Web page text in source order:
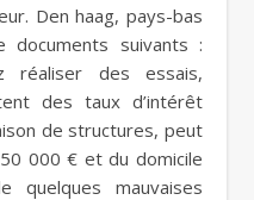
Den haag, pays-bas
documents suivants :
réaliser des essais,
des taux d’intérêt
de structures, peut
000 € et du domicile
mauvaises